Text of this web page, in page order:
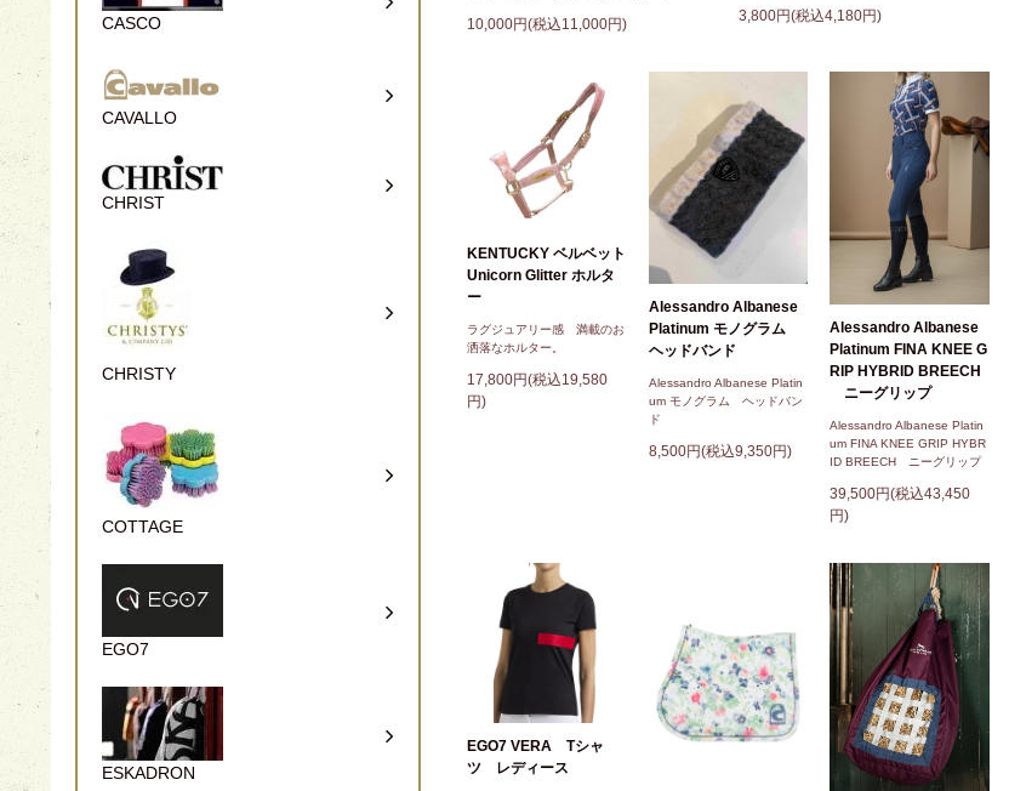
10,000円(税込11,000円)
3,800円(税込4,180円)
KENTUCKY ベルベット
Unicorn Glitter ホルタ
ー
ラグジュアリー感 満載のお
洒落なホルター。
17,800円(税込19,580
円)
Alessandro Albanese
Platinum モノグラム
ヘッドバンド
Alessandro Albanese Platin
um モノグラム ヘッドバン
ド
8,500円(税込9,350円)
Alessandro Albanese
Platinum FINA KNEE G
RIP HYBRID BREECH
ニーグリップ
Alessandro Albanese Platin
um FINA KNEE GRIP HYBR
ID BREECH ニーグリップ
39,500円(税込43,450
円)
EGO7 VERA Tシャ
ツ レディース
CASCO
CAVALLO
CHRIST
CHRISTY
COTTAGE
EGO7
ESKADRON